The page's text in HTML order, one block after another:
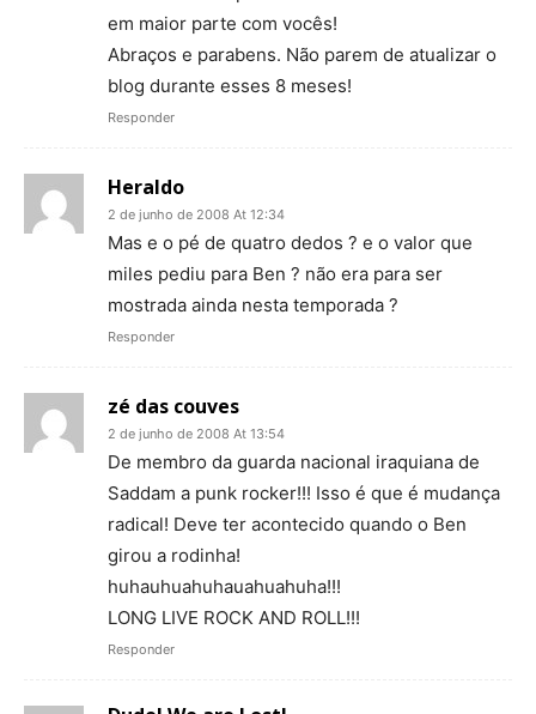
em maior parte com vocês!
Abraços e parabens. Não parem de atualizar o
blog durante esses 8 meses!
Responder
Heraldo
2 de junho de 2008 At 12:34
Mas e o pé de quatro dedos ? e o valor que
miles pediu para Ben ? não era para ser
mostrada ainda nesta temporada ?
Responder
zé das couves
2 de junho de 2008 At 13:54
De membro da guarda nacional iraquiana de
Saddam a punk rocker!!! Isso é que é mudança
radical! Deve ter acontecido quando o Ben
girou a rodinha!
huhauhuahuhauahuahuha!!!
LONG LIVE ROCK AND ROLL!!!
Responder